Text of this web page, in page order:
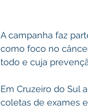
A campanha faz
como foco no
todo e cuja
Em Cruzeiro do Sul
coletas de exames